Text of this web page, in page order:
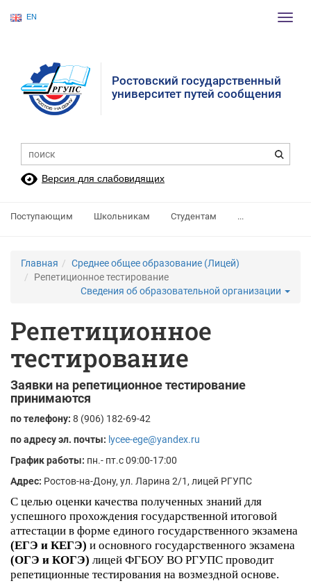
EN
Ростовский государственный
университет путей сообщения
Версия для слабовидящих
Поступающим Школьникам Студентам ...
Главная
Среднее общее образование (Лицей)
Репетиционное тестирование
Сведения об образовательной организации
Репетиционное
тестирование
Заявки на репетиционное тестирование
принимаются
по телефону: 8 (906) 182-69-42
по адресу эл. почты: lycee-ege@yandex.ru
График работы: пн.- пт.с 09:00-17:00
Адрес: Ростов-на-Дону, ул. Ларина 2/1, лицей РГУПС
С целью оценки качества полученных знаний для
успешного прохождения государственной итоговой
аттестации в форме единого государственного экзамена
(ЕГЭ и КЕГЭ) и основного государственного экзамена
(ОГЭ и КОГЭ) лицей ФГБОУ ВО РГУПС проводит
репетиционные тестирования на возмездной основе.